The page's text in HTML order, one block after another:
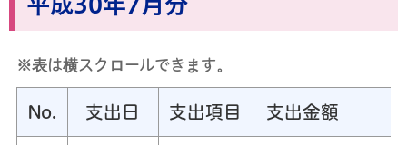
※表は横スクロールできます。
No. 支出日 支出項目 支出金額